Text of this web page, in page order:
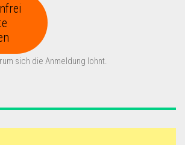
sich die Anmeldung lohnt.